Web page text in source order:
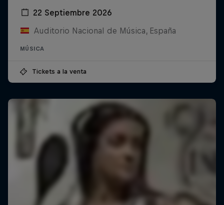
22 Septiembre 2026
Auditorio Nacional de Música, España
MÚSICA
Tickets a la venta